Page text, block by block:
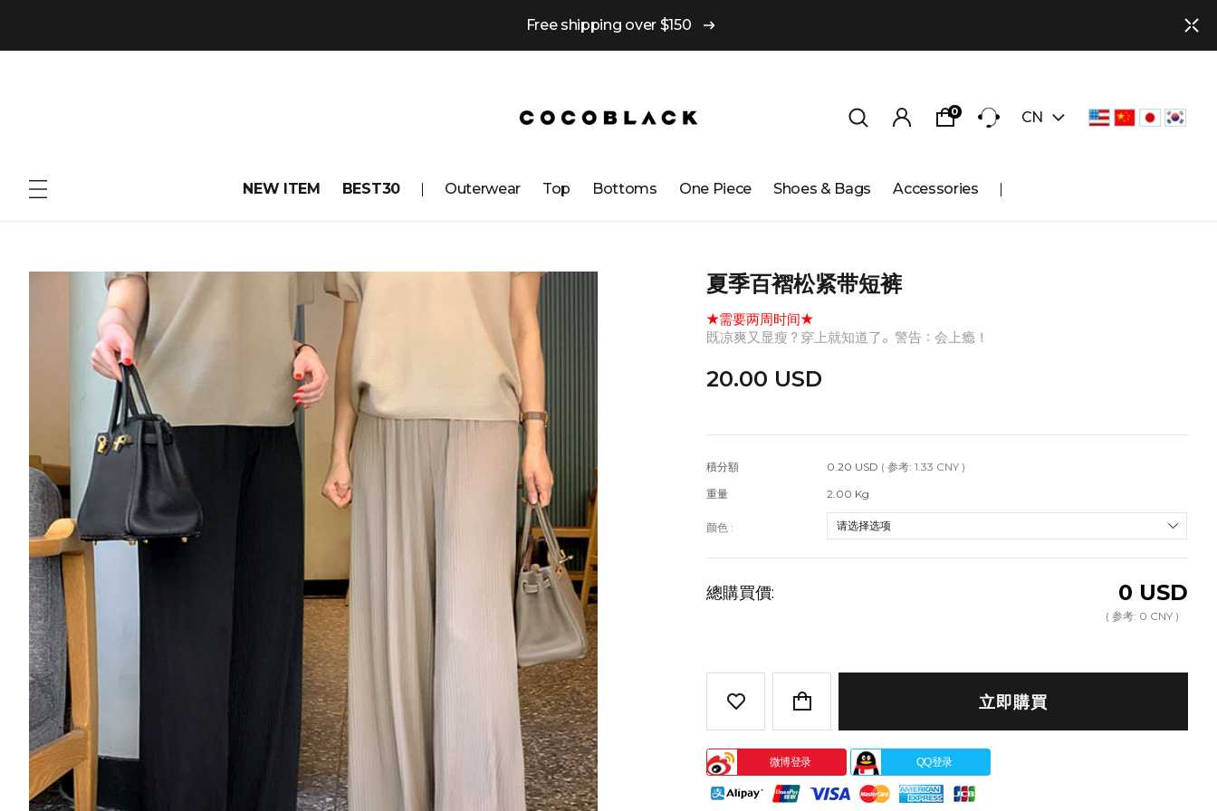
Free shipping over $150
0 CN
NEW ITEM BEST30 Outerwear Top Bottoms One ​​Piece Shoes & Bags Accessories
夏季百褶松紧带短裤
★需要两周时间★
既凉爽又显瘦？穿上就知道了。警告：会上瘾！
20.00 USD
積分額 0.20 USD ( 参考: 1.33 CNY )
重量
2.00 Kg
颜色 :
總購買價: 0 USD
( 参考: 0 CNY )
立即購買
微博登录 QQ登录